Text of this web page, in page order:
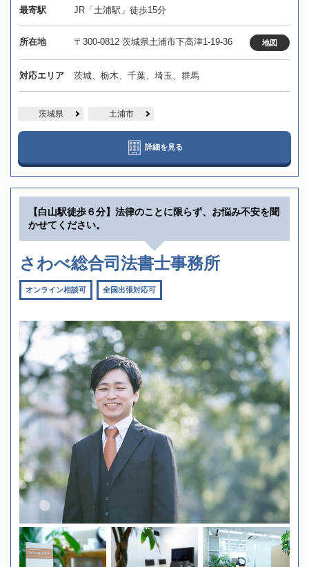
最寄駅 JR「土浦駅」徒歩15分
所在地 〒300-0812 茨城県土浦市下高津1-19-36 地図
対応エリア 茨城、栃木、千葉、埼玉、群馬
茨城県 土浦市
詳細を見る
【白山駅徒歩６分】法律のことに限らず、お悩み不安を聞
かせてください。
さわべ総合司法書士事務所
オンライン相談可 全国出張対応可